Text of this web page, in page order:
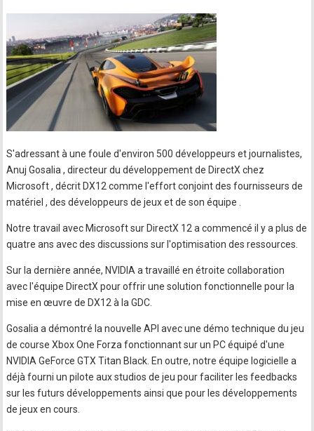
S'adressant à une foule d'environ 500 développeurs et journalistes,
Anuj Gosalia , directeur du développement de DirectX chez
Microsoft , décrit DX12 comme l'effort conjoint des fournisseurs de
matériel , des développeurs de jeux et de son équipe .
Notre travail avec Microsoft sur DirectX 12 a commencé il y a plus de
quatre ans avec des discussions sur l'optimisation des ressources.
Sur la dernière année, NVIDIA a travaillé en étroite collaboration
avec l'équipe DirectX pour offrir une solution fonctionnelle pour la
mise en œuvre de DX12 à la GDC.
Gosalia a démontré la nouvelle API avec une démo technique du jeu
de course Xbox One Forza fonctionnant sur un PC équipé d'une
NVIDIA GeForce GTX Titan Black. En outre, notre équipe logicielle a
déjà fourni un pilote aux studios de jeu pour faciliter les feedbacks
sur les futurs développements ainsi que pour les développements
de jeux en cours.